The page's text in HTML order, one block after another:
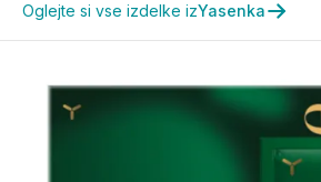
Oglejte si vse izdelke izYasenka